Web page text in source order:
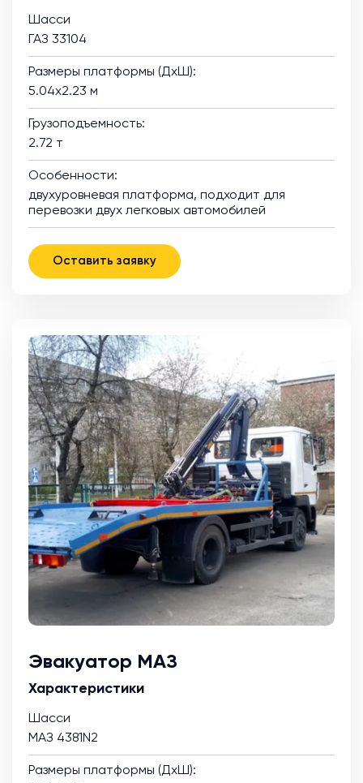
Шасси
ГАЗ 33104
Размеры платформы (ДхШ):
5.04х2.23 м
Грузоподъемность:
2.72 т
Особенности:
двухуровневая платформа, подходит для
перевозки двух легковых автомобилей
Оставить заявку
Эвакуатор МАЗ
Характеристики
Шасси
МАЗ 4381N2
Размеры платформы (ДхШ):